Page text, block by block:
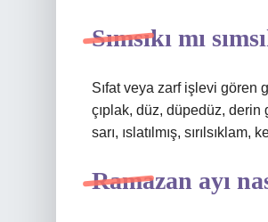
Sımsıkı mı
Sıfat veya zarf işlevi gören
çıplak, düz, düpedüz, derin
sarı, ıslatılmış, sırılsıklam,
Ramazan ayı